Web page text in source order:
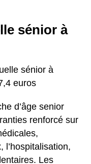
sénior à
sénior à
euros
d’âge senior
renforcé sur
l’hospitalisation,
Les